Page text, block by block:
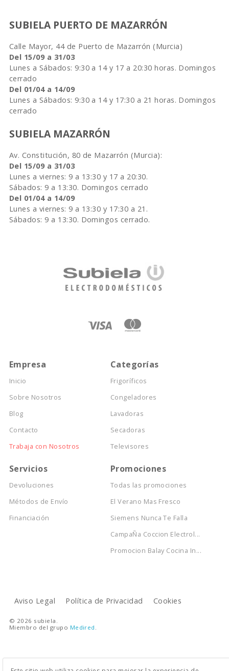
SUBIELA PUERTO DE MAZARRÓN
Calle Mayor, 44 de Puerto de Mazarrón (Murcia)
Del 15/09 a 31/03
Lunes a Sábados: 9:30 a 14 y 17 a 20:30 horas. Domingos
cerrado
Del 01/04 a 14/09
Lunes a Sábados: 9:30 a 14 y 17:30 a 21 horas. Domingos
cerrado
SUBIELA MAZARRÓN
Av. Constitución, 80 de Mazarrón (Murcia):
Del 15/09 a 31/03
Lunes a viernes: 9 a 13:30 y 17 a 20:30.
Sábados: 9 a 13:30. Domingos cerrado
Del 01/04 a 14/09
Lunes a viernes: 9 a 13:30 y 17:30 a 21.
Sábados: 9 a 13:30. Domingos cerrado.
Empresa
Inicio
Sobre Nosotros
Blog
Contacto
Trabaja con Nosotros
Categorías
Frigoríficos
Congeladores
Lavadoras
Secadoras
Televisores
Servicios
Devoluciones
Métodos de Envío
Financiación
Promociones
Todas las promociones
El Verano Mas Fresco
Siemens Nunca Te Falla
CampaÑa Coccion Electrol...
Promocion Balay Cocina In...
Aviso Legal Política de Privacidad Cookies
© 2026 subiela.
Miembro del grupo Medired .